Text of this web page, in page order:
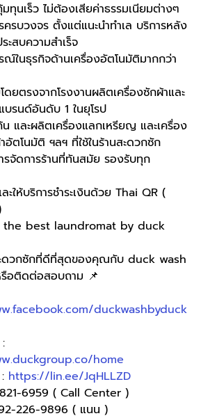
ทุนเร็ว ไม่ต้องเสียค่าธรรมเนียมต่างๆ
ครบวงจร ตั้งแต่แนะนำทำเล บริการหลัง
ะสบความสำเร็จ
ณ์ในธุรกิจด้านเครื่องอัตโนมัติมากกว่า
ดยตรงจากโรงงานผลิตเครื่องซักผ้าและ
บรนด์อันดับ 1 ในยุโรป
และผลิตเครื่องแลกเหรียญ และเครื่อง
อัตโนมัติ ฯลฯ ที่ใช้ในร้านสะดวกซัก
รจัดการร้านที่ทันสมัย รองรับทุก
ให้บริการชำระเงินด้วย Thai QR (
the best laundromat by duck
ะดวกซักที่ดีที่สุดของคุณกับ duck wash
อติดต่อสอบถาม 📌
duckwashbyduck
home
https://lin.ee/JqHLLZD
6959 ( Call Center )
226-9896 ( แนน )